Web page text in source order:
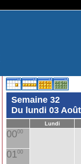
Semaine 32
Du lundi 03
Lundi
0000
0100